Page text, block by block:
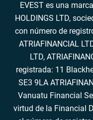
EVEST es una
HOLDINGS LTD,
con número de
ATRIAFINANCIAL
LTD,
registrada: 11
SE3 9LA
Vanuatu Financial
virtud de la Financial